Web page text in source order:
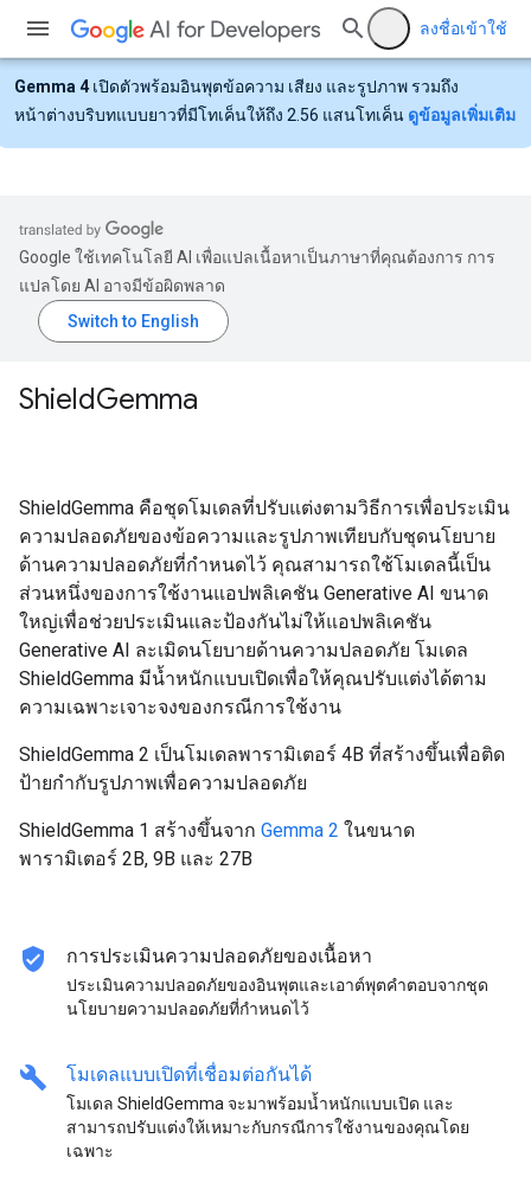
ลงชื่อเข้าใช้
Gemma 4 เปิดตัวพร้อมอินพุตข้อความ เสียง และรูปภาพ รวมถึง
หน้าต่างบริบทแบบยาวที่มีโทเค็นให้ถึง 2.56 แสนโทเค็น ดูข้อมูลเพิ่มเติม
Google ใช้เทคโนโลยี AI เพื่อแปลเนื้อหาเป็นภาษาที่คุณต้องการ การ
แปลโดย AI อาจมีข้อผิดพลาด
ShieldGemma
ShieldGemma คือชุดโมเดลที่ปรับแต่งตามวิธีการเพื่อประเมิน
ความปลอดภัยของข้อความและรูปภาพเทียบกับชุดนโยบาย
ด้านความปลอดภัยที่กําหนดไว้ คุณสามารถใช้โมเดลนี้เป็น
ส่วนหนึ่งของการใช้งานแอปพลิเคชัน Generative AI ขนาด
ใหญ่เพื่อช่วยประเมินและป้องกันไม่ให้แอปพลิเคชัน
Generative AI ละเมิดนโยบายด้านความปลอดภัย โมเดล
ShieldGemma มีน้ำหนักแบบเปิดเพื่อให้คุณปรับแต่งได้ตาม
ความเฉพาะเจาะจงของกรณีการใช้งาน
ShieldGemma 2 เป็นโมเดลพารามิเตอร์ 4B ที่สร้างขึ้นเพื่อติด
ป้ายกำกับรูปภาพเพื่อความปลอดภัย
ShieldGemma 1 สร้างขึ้นจาก Gemma 2 ในขนาด
พารามิเตอร์ 2B, 9B และ 27B
verified_user การประเมินความปลอดภัยของเนื้อหา
ประเมินความปลอดภัยของอินพุตและเอาต์พุตคำตอบจากชุด
นโยบายความปลอดภัยที่กำหนดไว้
build โมเดลแบบเปิดที่เชื่อมต่อกันได้
โมเดล ShieldGemma จะมาพร้อมน้ำหนักแบบเปิด และ
สามารถปรับแต่งให้เหมาะกับกรณีการใช้งานของคุณโดย
เฉพาะ